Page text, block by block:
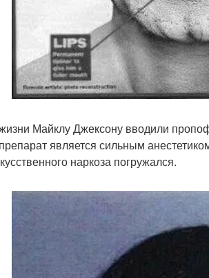
Майклу Джексону вводили
является сильным
наркоза погружался.